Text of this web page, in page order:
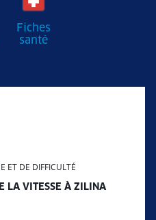
Fiches
santé
ET DE DIFFICULTÉ
LA VITESSE À ZILINA